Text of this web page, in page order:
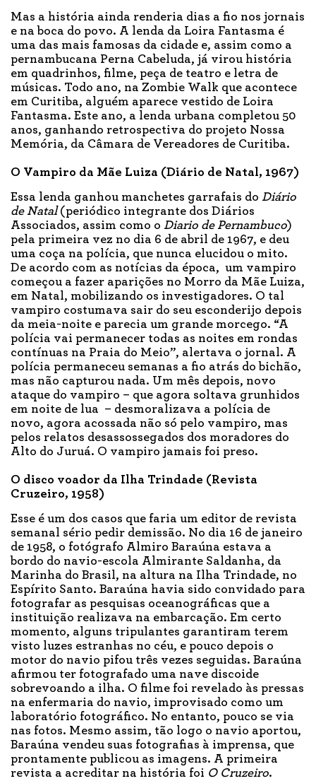
Mas a história ainda renderia dias a fio nos jornais
e na boca do povo. A lenda da Loira Fantasma é
uma das mais famosas da cidade e, assim como a
pernambucana Perna Cabeluda, já virou história
em quadrinhos, filme, peça de teatro e letra de
músicas. Todo ano, na Zombie Walk que acontece
em Curitiba, alguém aparece vestido de Loira
Fantasma. Este ano, a lenda urbana completou 50
anos, ganhando retrospectiva do projeto Nossa
Memória, da Câmara de Vereadores de Curitiba.
O Vampiro da Mãe Luiza (Diário de Natal, 1967)
Essa lenda ganhou manchetes garrafais do Diário
de Natal(periódico integrante dos Diários
Associados, assim como o Diario de Pernambuco)
pela primeira vez no dia 6 de abril de 1967, e deu
uma coça na polícia, que nunca elucidou o mito.
De acordo com as notícias da época, um vampiro
começou a fazer aparições no Morro da Mãe Luiza,
em Natal, mobilizando os investigadores. O tal
vampiro costumava sair do seu esconderijo depois
da meia-noite e parecia um grande morcego. “A
polícia vai permanecer todas as noites em rondas
contínuas na Praia do Meio”, alertava o jornal. A
polícia permaneceu semanas a fio atrás do bichão,
mas não capturou nada. Um mês depois, novo
ataque do vampiro – que agora soltava grunhidos
em noite de lua – desmoralizava a polícia de
novo, agora acossada não só pelo vampiro, mas
pelos relatos desassossegados dos moradores do
Alto do Juruá. O vampiro jamais foi preso.
O disco voador da Ilha Trindade (Revista
Cruzeiro, 1958)
Esse é um dos casos que faria um editor de revista
semanal sério pedir demissão. No dia 16 de janeiro
de 1958, o fotógrafo Almiro Baraúna estava a
bordo do navio-escola Almirante Saldanha, da
Marinha do Brasil, na altura na Ilha Trindade, no
Espírito Santo. Baraúna havia sido convidado para
fotografar as pesquisas oceanográficas que a
instituição realizava na embarcação. Em certo
momento, alguns tripulantes garantiram terem
visto luzes estranhas no céu, e pouco depois o
motor do navio pifou três vezes seguidas. Baraúna
afirmou ter fotografado uma nave discoide
sobrevoando a ilha. O filme foi revelado às pressas
na enfermaria do navio, improvisado como um
laboratório fotográfico. No entanto, pouco se via
nas fotos. Mesmo assim, tão logo o navio aportou,
Baraúna vendeu suas fotografias à imprensa, que
prontamente publicou as imagens. A primeira
revista a acreditar na história foi O Cruzeiro.